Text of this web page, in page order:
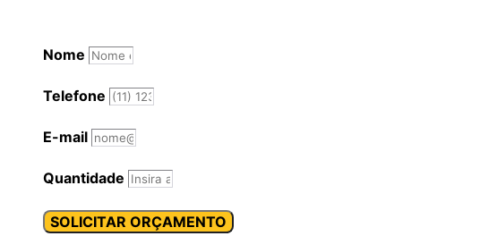
Nome
Telefone
E-mail
Quantidade
SOLICITAR ORÇAMENTO